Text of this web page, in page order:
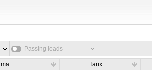
Passing loads
Tarix